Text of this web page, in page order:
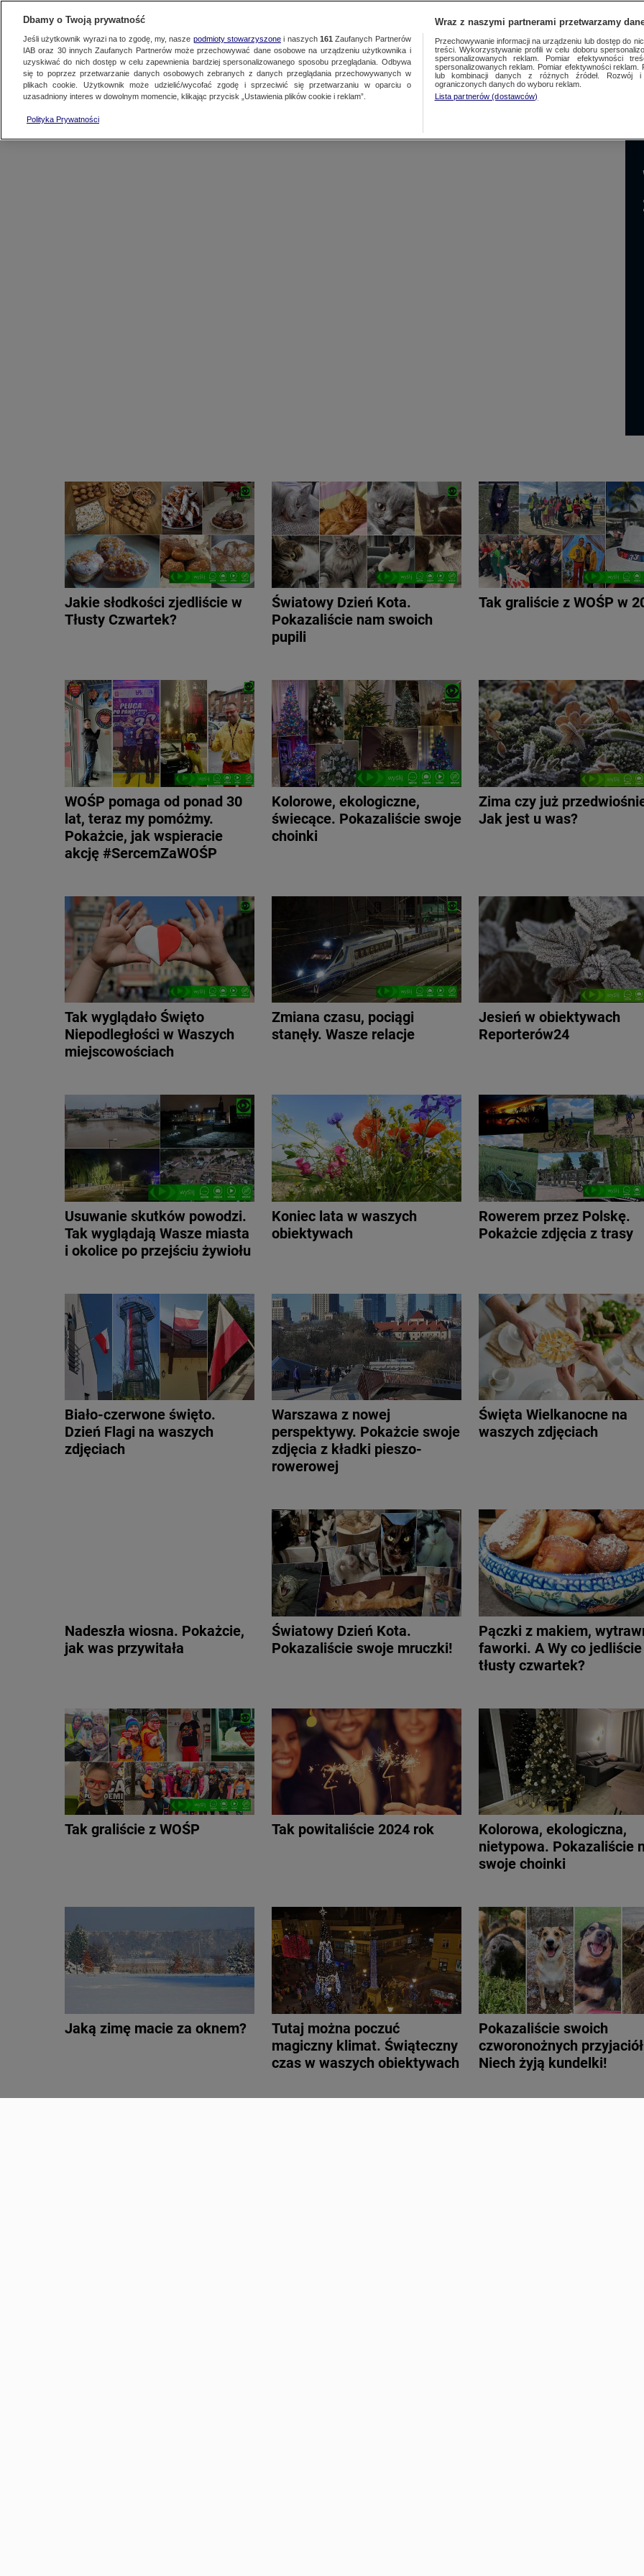
KONTAKT24 GORĄCE TEMATY
GORĄCE TEMATY
Jakie słodkości zjedliście w
Tłusty Czwartek?
Światowy Dzień Kota.
Pokazaliście nam swoich
pupili
Tak graliście z WOŚP w
WOŚP pomaga od ponad 30
lat, teraz my pomóżmy.
Pokażcie, jak wspieracie
akcję #SercemZaWOŚP
Kolorowe, ekologiczne,
świecące. Pokazaliście swoje
choinki
Zima czy już
Jak jest u was?
Tak wyglądało Święto
Niepodległości w Waszych
miejscowościach
Zmiana czasu, pociągi
stanęły. Wasze relacje
Jesień w obiektywach
Reporterów24
Usuwanie skutków powodzi.
Tak wyglądają Wasze miasta
i okolice po przejściu żywiołu
Koniec lata w waszych
obiektywach
Rowerem przez Polskę.
Pokażcie zdjęcia z trasy
Biało-czerwone święto.
Dzień Flagi na waszych
zdjęciach
Warszawa z nowej
perspektywy. Pokażcie swoje
zdjęcia z kładki pieszo-
rowerowej
Święta Wielkanocne na
waszych zdjęciach
Nadeszła wiosna. Pokażcie,
jak was przywitała
Światowy Dzień Kota.
Pokazaliście swoje mruczki!
Pączki z makiem,
faworki. A Wy co
tłusty czwartek?
Tak graliście z WOŚP Tak powitaliście 2024 rok
Kolorowa, ekologiczna,
nietypowa. Pokazaliście
swoje choinki
Jaką zimę macie za oknem?
Tutaj można poczuć
magiczny klimat. Świąteczny
czas w waszych obiektywach
Pokazaliście swoich
czworonożnych
Niech żyją kundelki!
Dbamy o Twoją prywatność
Jeśli użytkownik wyrazi na to zgodę, my, nasze podmioty stowarzyszonei naszych 161 Zaufanych Partnerów
IAB oraz 30innych Zaufanych Partnerów może przechowywać dane osobowe na urządzeniu użytkownika i
uzyskiwać do nich dostęp w celu zapewnienia bardziej spersonalizowanego sposobu przeglądania. Odbywa
się to poprzez przetwarzanie danych osobowych zebranych z danych przeglądania przechowywanych w
plikach cookie. Użytkownik może udzielić/wycofać zgodę i sprzeciwić się przetwarzaniu w oparciu o
uzasadniony interes w dowolnym momencie, klikając przycisk „Ustawienia plików cookie i reklam”.
Polityka Prywatności
Wraz z naszymi partnerami przetwarzamy
Przechowywanie informacji na urządzeniu lub dostęp do
treści. Wykorzystywanie profili w celu doboru
spersonalizowanych reklam. Pomiar efektywności
spersonalizowanych reklam. Pomiar efektywności
lub kombinacji danych z różnych źródeł. Rozwój i
ograniczonych danych do wyboru reklam.
Lista partnerów (dostawców)